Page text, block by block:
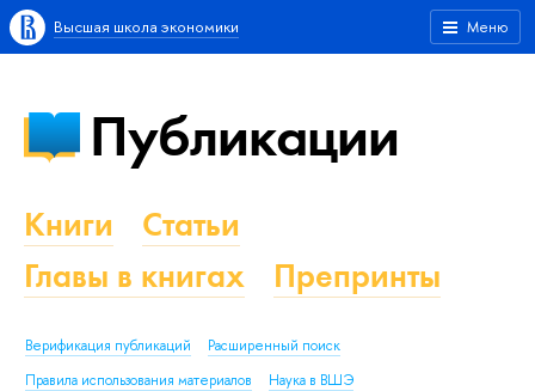
Меню
Высшая школа экономики
Публикации
Книги
Статьи
Главы в книгах
Препринты
Верификация публикаций
Расширенный поиск
Правила использования материалов
Наука в ВШЭ